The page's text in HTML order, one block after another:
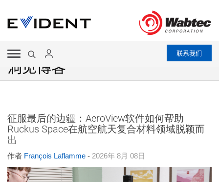
联系我们
洞见博客
征服最后的边疆：AeroView软件如何帮助
Ruckus Space在航空航天复合材料领域脱颖而
出
作者 François Laflamme - 2026年 8月 08日